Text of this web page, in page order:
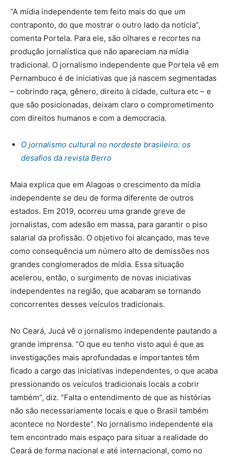
“A mídia independente tem feito mais do que um
contraponto, do que mostrar o outro lado da notícia”,
comenta Portela. Para ele, são olhares e recortes na
produção jornalística que não apareciam na mídia
tradicional. O jornalismo independente que Portela vê em
Pernambuco é de iniciativas que já nascem segmentadas
– cobrindo raça, gênero, direito à cidade, cultura etc – e
que são posicionadas, deixam claro o comprometimento
com direitos humanos e com a democracia.
O jornalismo cultural no nordeste brasileiro: os
desafios da revista Berro
Maia explica que em Alagoas o crescimento da mídia
independente se deu de forma diferente de outros
estados. Em 2019, ocorreu uma grande greve de
jornalistas, com adesão em massa, para garantir o piso
salarial da profissão. O objetivo foi alcançado, mas teve
como consequência um número alto de demissões nos
grandes conglomerados de mídia. Essa situação
acelerou, então, o surgimento de novas iniciativas
independentes na região, que acabaram se tornando
concorrentes desses veículos tradicionais.
No Ceará, Jucá vê o jornalismo independente pautando a
grande imprensa. “O que eu tenho visto aqui é que as
investigações mais aprofundadas e importantes têm
ficado a cargo das iniciativas independentes, o que acaba
pressionando os veículos tradicionais locais a cobrir
também”, diz. “Falta o entendimento de que as histórias
não são necessariamente locais e que o Brasil também
acontece no Nordeste”. No jornalismo independente ela
tem encontrado mais espaço para situar a realidade do
Ceará de forma nacional e até internacional, como no